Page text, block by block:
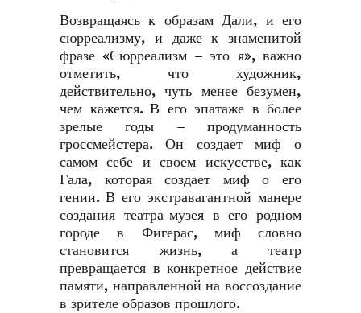
Возвращаясь к образам Дали, и его
сюрреализму, и даже к знаменитой
фразе «Сюрреализм – это я», важно
отметить, что художник,
действительно, чуть менее безумен,
чем кажется. В его эпатаже в более
зрелые годы – продуманность
гроссмейстера. Он создает миф о
самом себе и своем искусстве, как
Гала, которая создает миф о его
гении. В его экстравагантной манере
создания театра-музея в его родном
городе в Фигерас, миф словно
становится жизнь, а театр
превращается в конкретное действие
памяти, направленной на воссоздание
в зрителе образов прошлого.